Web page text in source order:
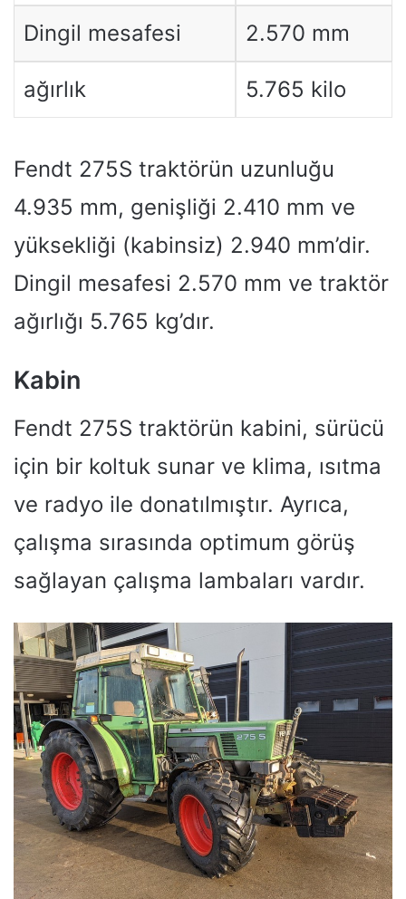
Dingil mesafesi 2.570 mm
ağırlık 5.765 kilo
Fendt 275S traktörün uzunluğu
4.935 mm, genişliği 2.410 mm ve
yüksekliği (kabinsiz) 2.940 mm’dir.
Dingil mesafesi 2.570 mm ve traktör
ağırlığı 5.765 kg’dır.
Kabin
Fendt 275S traktörün kabini, sürücü
için bir koltuk sunar ve klima, ısıtma
ve radyo ile donatılmıştır. Ayrıca,
çalışma sırasında optimum görüş
sağlayan çalışma lambaları vardır.